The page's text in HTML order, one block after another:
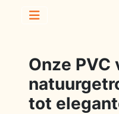
Onze PVC
tot